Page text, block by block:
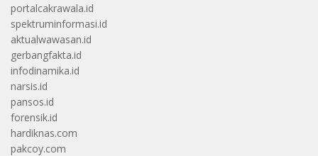
portalcakrawala.id
spektruminformasi.id
aktualwawasan.id
gerbangfakta.id
infodinamika.id
narsis.id
pansos.id
forensik.id
hardiknas.com
pakcoy.com